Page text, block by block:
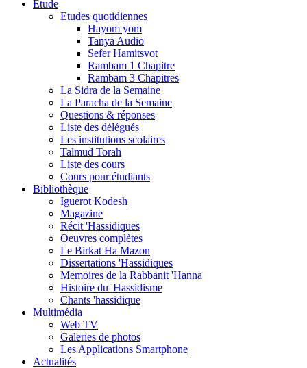
Etude
Etudes quotidiennes
Hayom yom
Tanya Audio
Sefer Hamitsvot
Rambam 1 Chapitre
Rambam 3 Chapitres
La Sidra de la Semaine
La Paracha de la Semaine
Questions & réponses
Liste des délégués
Les institutions scolaires
Talmud Torah
Liste des cours
Cours pour étudiants
Bibliothèque
Iguerot Kodesh
Magazine
Récit 'Hassidiques
Oeuvres complètes
Le Birkat Ha Mazon
Dissertations 'Hassidiques
Memoires de la Rabbanit 'Hanna
Histoire du 'Hassidisme
Chants 'hassidique
Multimédia
Web TV
Galeries de photos
Les Applications Smartphone
Actualités